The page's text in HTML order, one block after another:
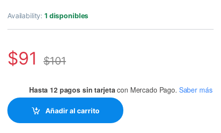
Availability:1 disponibles
$91 $101
Hasta 12 pagos sin tarjeta con Mercado Pago. Saber más
Añadir al carrito